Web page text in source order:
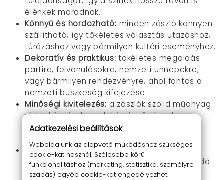
élénkek maradnak.
Könnyű és hordozható: minden zászló könnyen
szállítható, így tökéletes választás utazáshoz,
túrázáshoz vagy bármilyen kültéri eseményhez.
Dekoratív és praktikus: tökéletes megoldás
partira, felvonulásokra, nemzeti ünnepekre,
vagy bármilyen rendezvényre, ahol fontos a
nemzeti büszkeség kifejezése.
Minőségi kivitelezés: a zászlók szolid műanyag
rúddal és lándzsa alakú végződéssel
rendelkeznek, ami stabil tartást és elegáns
Nagy mennyiség:egy csomagban 12 zászló
található, így bármilyen eseményre elegendő
mennyiséget biztosít.
Adatkezelési beállítások
Weboldalunk az alapvető működéshez szükséges
cookie-kat használ. Szélesebb körű
funkcionalitáshoz (marketing, statisztika, személyre
szabás) egyéb cookie-kat engedélyezhet.